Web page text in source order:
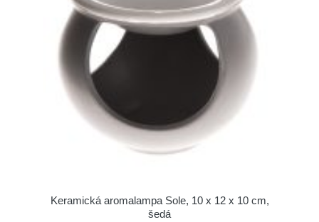
Keramická aromalampa Sole, 10 x 12 x 10 cm,
šedá